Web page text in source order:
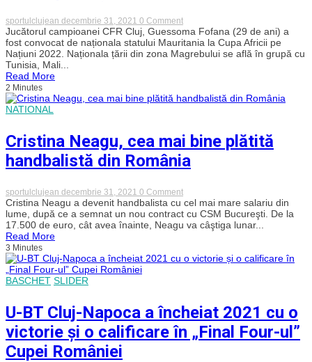
sportulclujean decembrie 31, 2021 0 Commenton
Un
jucător
al
CFR-
Cupa
2022
Jucătorul campioanei CFR Cluj, Guessoma Fofana (29 de ani) a
fost convocat de naționala statului Mauritania la Cupa Africii pe
Națiuni 2022. Naționala țării din zona Magrebului se află în grupă cu
Tunisia, Mali...
Read More
2 Minutes
NATIONAL
Cristina Neagu, cea mai bine plătită
handbalistă din România
sportulclujean decembrie 31, 2021 0 Commenton
Cristina
Neagu,
cea
mai
handbalistă
Cristina Neagu a devenit handbalista cu cel mai mare salariu din
lume, după ce a semnat un nou contract cu CSM Bucureşti. De la
17.500 de euro, cât avea înainte, Neagu va câştiga lunar...
Read More
3 Minutes
BASCHET SLIDER
U-BT Cluj-Napoca a încheiat 2021 cu o
victorie și o calificare în „Final Four-ul”
Cupei României